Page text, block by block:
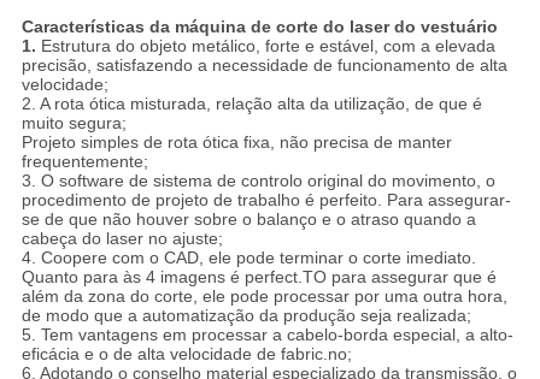
Características da máquina de corte do laserdo vestuário
1. Estrutura do objeto metálico, forte e estável, com a elevada
precisão, satisfazendo a necessidade de funcionamento de alta
velocidade;
2. A rota ótica misturada, relação alta da utilização, de que é
muito segura;
Projeto simples de rota ótica fixa, não precisa de manter
frequentemente;
3. O software de sistema de controlo original do movimento, o
procedimento de projeto de trabalho é perfeito. Para assegurar-
se de que não houver sobre o balanço e o atraso quando a
cabeça do laser no ajuste;
4. Coopere com o CAD, ele pode terminar o corte imediato.
Quanto para às 4 imagens é perfect.TO para assegurar que é
além da zona do corte, ele pode processar por uma outra hora,
de modo que a automatização da produção seja realizada;
5. Tem vantagens em processar a cabelo-borda especial, a alto-
eficácia e o de alta velocidade de fabric.no;
6. Adotando o conselho material especializado da transmissão, o